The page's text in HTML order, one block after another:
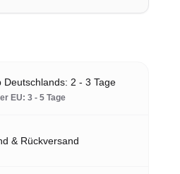
Deutschlands: 2 - 3 Tage
EU: 3 - 5 Tage
& Rückversand